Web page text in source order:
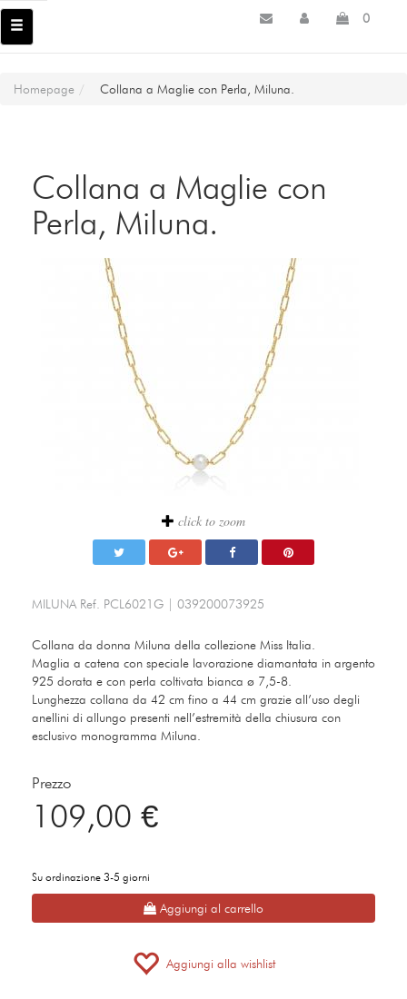
0
Homepage Collana a Maglie con Perla, Miluna.
Collana a Maglie con
Perla, Miluna.
click to zoom
MILUNA Ref. PCL6021G 039200073925
Collana da donna Miluna della collezione Miss Italia.
Maglia a catena con speciale lavorazione diamantata in argento
925 dorata e con perla coltivata bianca ø 7,5-8.
Lunghezza collana da 42 cm fino a 44 cm grazie all’uso degli
anellini di allungo presenti nell’estremità della chiusura con
esclusivo monogramma Miluna.
Prezzo
109,00 €
Su ordinazione 3-5 giorni
Aggiungi al carrello
Aggiungi alla wishlist